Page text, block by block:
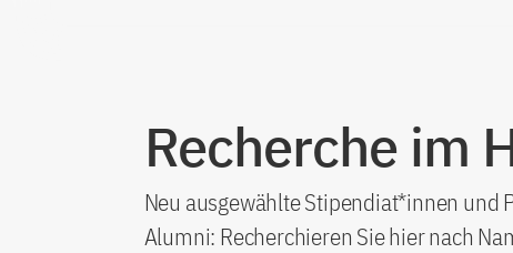
Recherche im
Neu ausgewählte Stipendiat*innen und
Alumni: Recherchieren Sie hier nach